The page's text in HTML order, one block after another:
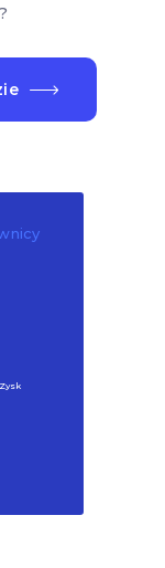
Zysk